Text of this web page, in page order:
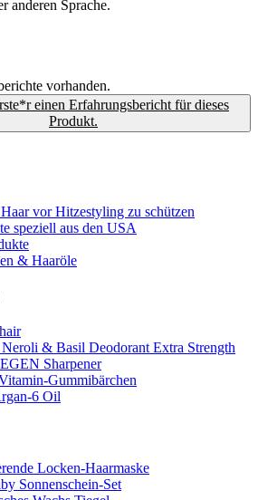
anderen Sprache.
vorhanden.
einen Erfahrungsbericht für dieses
Produkt.
vor Hitzestyling zu schützen
speziell aus den USA
& Haaröle
& Basil Deodorant Extra Strength
Sharpener
Gummibärchen
6 Oil
Locken-Haarmaske
Sonnenschein-Set